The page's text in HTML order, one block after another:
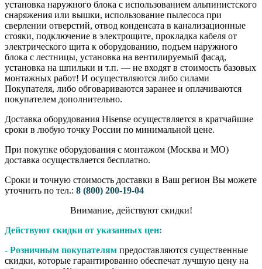
установка наружного блока с использованием альпинистского
снаряжения или вышки, использование пылесоса при
сверлении отверстий, отвод конденсата в канализационные
стояки, подключение в электрощите, прокладка кабеля от
электрического щита к оборудованию, подъем наружного
блока с лестницы, установка на вентилируемый фасад,
установка на шпильки и т.п. — не входят в стоимость базовых
монтажных работ! И осуществляются либо силами
Покупателя, либо обговариваются заранее и оплачиваются
покупателем дополнительно.
Доставка оборудования Hisense осуществляется в кратчайшие
сроки в любую точку России по минимальной цене.
При покупке оборудования с монтажом (Москва и МО)
доставка осуществляется бесплатно.
Сроки и точную стоимость доставки в Ваш регион Вы можете
уточнить по тел.: 8 (800) 200-19-04
Внимание,​ действуют​ скидки!
Действуют скидки от указанных цен:
- Розничным покупателям предоставляются существенные
скидки, которые гарантированно обеспечат лучшую цену на